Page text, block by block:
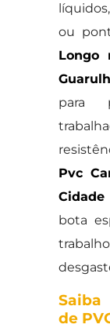
ou
Longo
para
Pvc
bota
de